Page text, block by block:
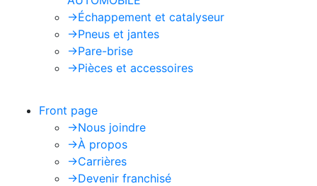
->Échappement et catalyseur
->Pneus et jantes
->Pare-brise
->Pièces et accessoires
Front page
->Nous joindre
->À propos
->Carrières
->Devenir franchisé